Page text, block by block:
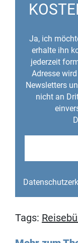
Ja, ich
erhalte ihn
jederzeit
Adresse
Newsletters
nicht an
Tags: